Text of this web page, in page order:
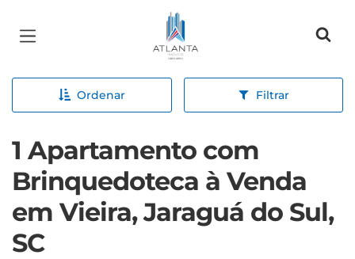
Página inicial
Ordenar Filtrar
1 Apartamento com
Brinquedoteca à Venda
em Vieira, Jaraguá do Sul,
SC